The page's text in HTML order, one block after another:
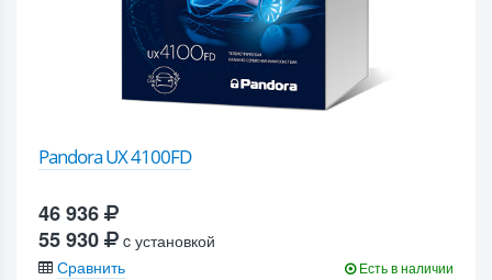
Pandora UX 4100FD
46 936
55 930
c установкой
Сравнить
Есть в наличии